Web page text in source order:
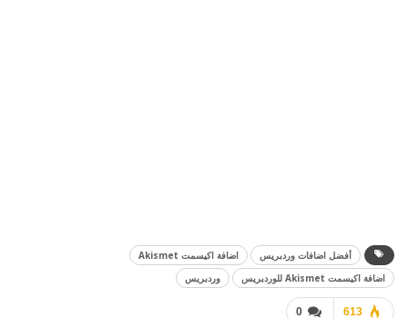
أفضل اضافات وردبريس
اضافة اكيسمت Akismet
اضافة اكيسمت Akismet للوردبريس
وردبريس
0 613